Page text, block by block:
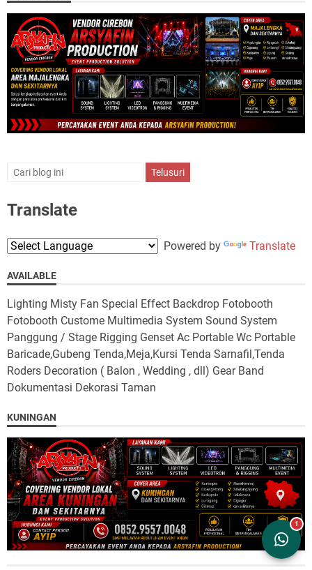
Translate
Powered by Translate
AVAILABLE
Lighting Misty Fan Special Effect Backdrop Fotobooth
Fotobooth Custome Multimedia System Sound System
Panggung / Stage Rigging Genset Ac Portable Wc Portable
Baricade,Gubeng Tenda,Meja,Kursi Tenda Sarnafil,Tenda
Roders Decoration ( Balon , Wedding , dll) Gear Band
Dokumentasi Dekorasi Taman
KUNINGAN